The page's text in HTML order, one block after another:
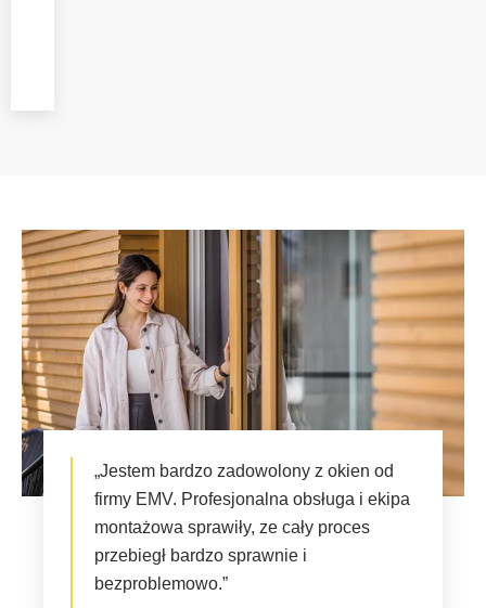
„Jestem bardzo zadowolony z okien od
firmy EMV. Profesjonalna obsługa i ekipa
montażowa sprawiły, ze cały proces
przebiegł bardzo sprawnie i
bezproblemowo.”